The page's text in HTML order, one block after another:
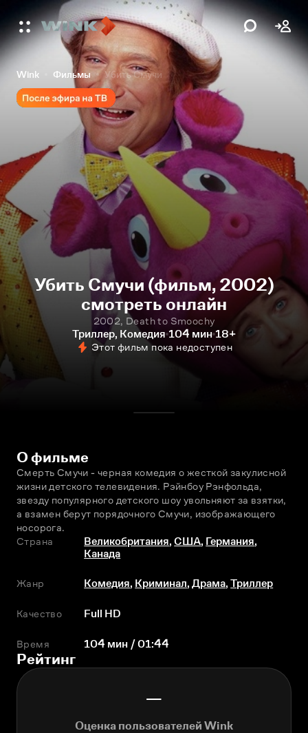
Wink Фильмы Убить Смучи
Убить Смучи (фильм, 2002)
смотреть онлайн
2002, Death to Smoochy
Триллер, Комедия 104 мин 18+
Этот фильм пока недоступен
О фильме
Смерть Смучи - черная комедия о жесткой закулисной
жизни детского телевидения. Рэйнбоу Рэнфольда,
звезду популярного детского шоу увольняют за взятки,
а взамен берут порядочного Смучи, изображающего
носорога.
Страна
Великобритания,США, Германия,
Канада
Жанр Комедия, Криминал,Драма,Триллер
Качество Full HD
Время 104 мин / 01:44
Рейтинг
—
Оценка пользователей Wink